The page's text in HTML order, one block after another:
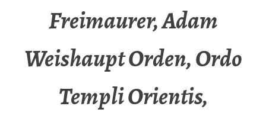
Freimaurer, Adam
Weishaupt Orden, Ordo
Templi Orientis,